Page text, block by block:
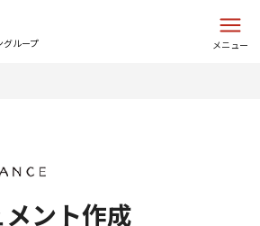
グループ メニュー
ント作成